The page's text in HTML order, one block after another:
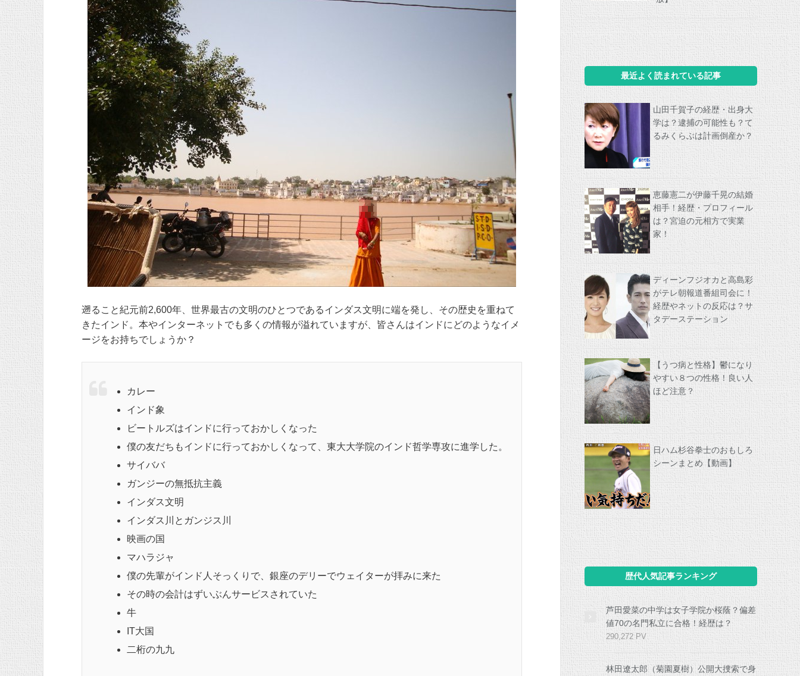
遡ること紀元前2,600年、世界最古の文明のひとつであるインダス文明に端を発し、その歴史を重ねて
きたインド。本やインターネットでも多くの情報が溢れていますが、皆さんはインドにどのようなイメ
ージをお持ちでしょうか？
カレー
インド象
ビートルズはインドに行っておかしくなった
僕の友だちもインドに行っておかしくなって、東大大学院のインド哲学専攻に進学した。
サイババ
ガンジーの無抵抗主義
インダス文明
インダス川とガンジス川
映画の国
マハラジャ
僕の先輩がインド人そっくりで、銀座のデリーでウェイターが拝みに来た
その時の会計はずいぶんサービスされていた
牛
IT大国
二桁の九九
最近よく読まれている記事
山田千賀子の経歴・出身大
学は？逮捕の可能性も？て
るみくらぶは計画倒産か？
恵藤憲二が伊藤千晃の結婚
相手！経歴・プロフィール
は？宮迫の元相方で実業
家！
ディーンフジオカと高島彩
がテレ朝報道番組司会に！
経歴やネットの反応は？サ
タデーステーション
【うつ病と性格】鬱になり
やすい８つの性格！良い人
ほど注意？
日ハム杉谷拳士のおもしろ
シーンまとめ【動画】
歴代人気記事ランキング
芦田愛菜の中学は女子学院か桜蔭？偏差
値70の名門私立に合格！経歴は？
290,272 PV
林田遼太郎（菊園夏樹）公開大捜索で身